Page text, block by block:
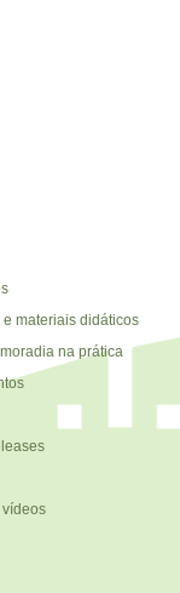
materiais didáticos
na prática